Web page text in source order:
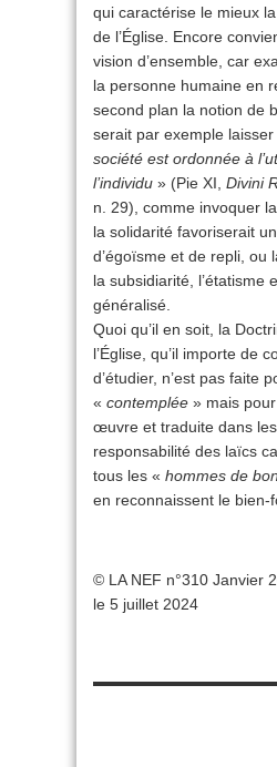
qui caractérise le mieux
de l’Église. Encore
vision d’ensemble, car
la personne humaine en
second plan la notion de
serait par exemple
société est ordonnée à
l’individu » (Pie XI, Divini
n. 29), comme invoquer
la solidarité favoriserait
d’égoïsme et de repli, ou
la subsidiarité, l’étatisme
généralisé.
Quoi qu’il en soit, la
l’Église, qu’il importe de
d’étudier, n’est pas faite
« contemplée » mais
œuvre et traduite dans
responsabilité des laïcs
tous les « hommes de
en reconnaissent le bien-
© LA NEF n°310 Janvier
le 5 juillet 2024